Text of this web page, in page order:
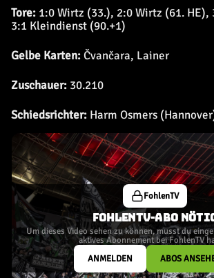
Tore: 1:0 Wirtz (33.), 2:0 Wirtz (61. HE),
3:1 Kleindienst (90.+1)
Gelbe Karten:Čvančara, Lainer
Zuschauer: 30.210
Schiedsrichter: Harm Osmers
FohlenTV
FOHLENTV-ABO
Um dieses Video sehen zu können, musst du
aktives Abonnement bei FohlenTV
ANMELDEN
ABOS